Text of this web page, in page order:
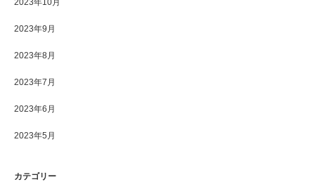
2023年10月
2023年9月
2023年8月
2023年7月
2023年6月
2023年5月
カテゴリー